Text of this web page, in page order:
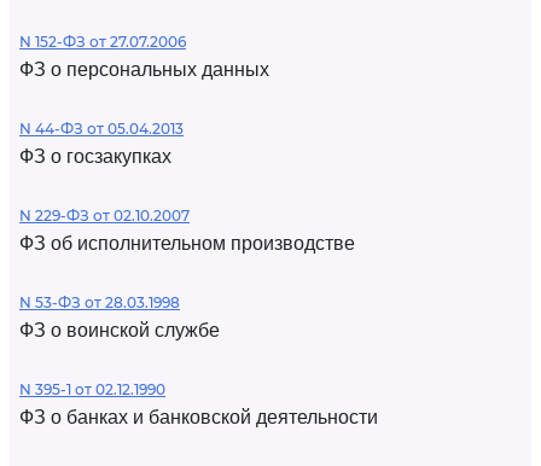
N 152-ФЗ от 27.07.2006
ФЗ о персональных данных
N 44-ФЗ от 05.04.2013
ФЗ о госзакупках
N 229-ФЗ от 02.10.2007
ФЗ об исполнительном производстве
N 53-ФЗ от 28.03.1998
ФЗ о воинской службе
N 395-1 от 02.12.1990
ФЗ о банках и банковской деятельности